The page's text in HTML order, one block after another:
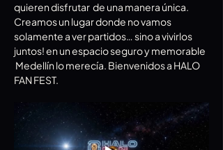
quieren disfrutar  de una manera única.
Creamos un lugar donde no vamos
solamente a ver partidos… sino a vivirlos
juntos! en un espacio seguro y memorable
Medellín lo merecía. Bienvenidos a HALO
FAN FEST.